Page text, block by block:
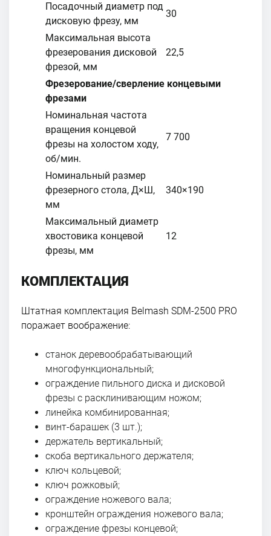
Посадочный диаметр под
дисковую фрезу, мм
30
Максимальная высота
фрезерования дисковой
фрезой, мм
22,5
Фрезерование/сверление концевыми
фрезами
Номинальная частота
вращения концевой
фрезы на холостом ходу,
об/мин.
7 700
Номинальный размер
фрезерного стола, Д×Ш,
мм
340×190
Максимальный диаметр
хвостовика концевой
фрезы, мм
12
КОМПЛЕКТАЦИЯ
Штатная комплектация Belmash SDM-2500 PRO
поражает воображение:
станок деревообрабатывающий
многофункциональный;
ограждение пильного диска и дисковой
фрезы с расклинивающим ножом;
линейка комбинированная;
винт-барашек (3 шт.);
держатель вертикальный;
скоба вертикального держателя;
ключ кольцевой;
ключ рожковый;
ограждение ножевого вала;
кронштейн ограждения ножевого вала;
ограждение фрезы концевой;